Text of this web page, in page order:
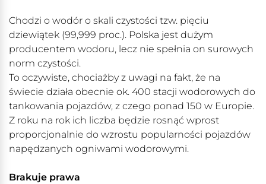
Chodzi o wodór o skali czystości tzw. pięciu
dziewiątek (99,999 proc.). Polska jest dużym
producentem wodoru, lecz nie spełnia on surowych
norm czystości.
To oczywiste, chociażby z uwagi na fakt, że na
świecie działa obecnie ok. 400 stacji wodorowych do
tankowania pojazdów, z czego ponad 150 w Europie.
Z roku na rok ich liczba będzie rosnąć wprost
proporcjonalnie do wzrostu popularności pojazdów
napędzanych ogniwami wodorowymi.
Brakuje prawa